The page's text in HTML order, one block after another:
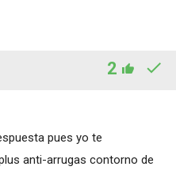
2
pues yo te
anti-arrugas contorno de